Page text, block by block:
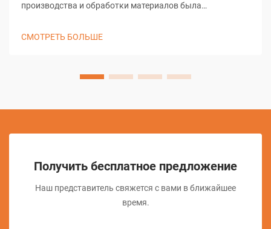
производства и обработки материалов была
СМОТРЕТЬ БОЛЬШЕ
Получить бесплатное предложение
Наш представитель свяжется с вами в ближайшее
время.